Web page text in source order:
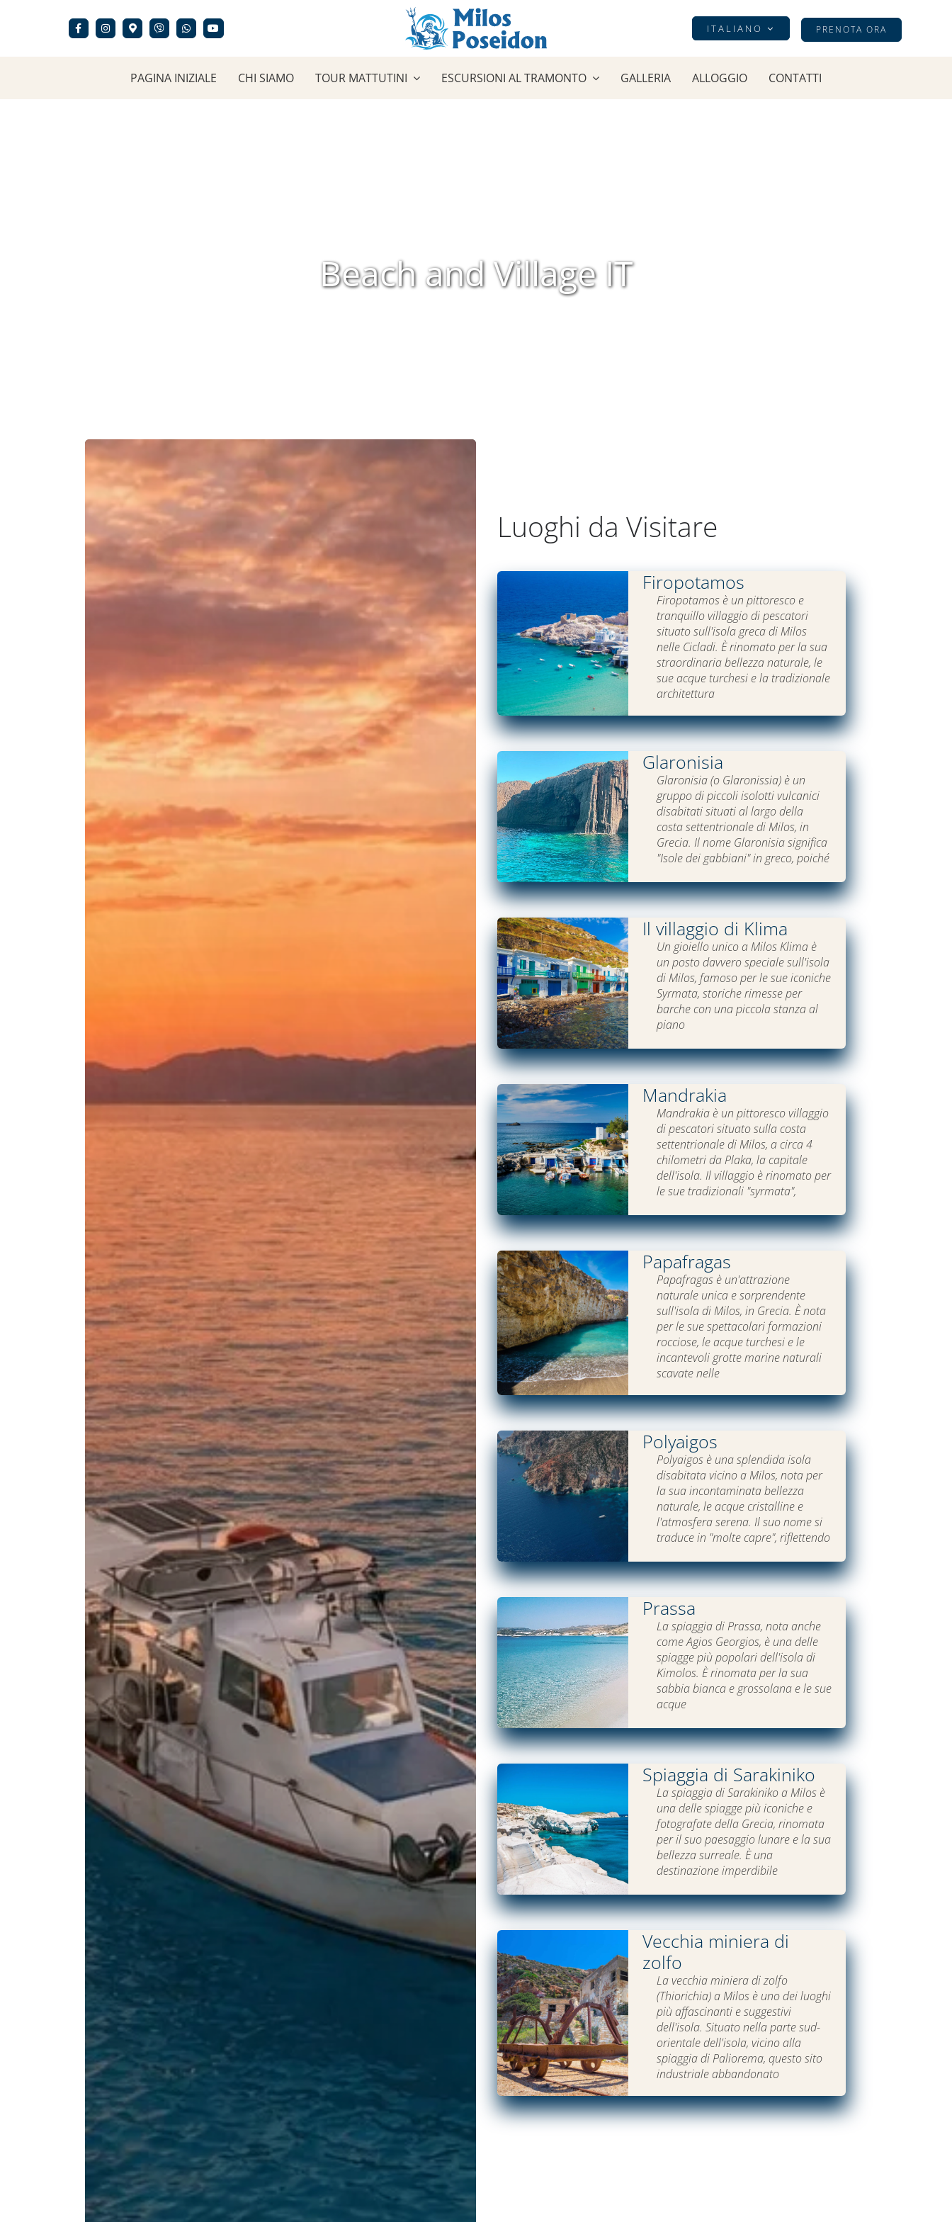
ITALIANO PRENOTA ORA
PAGINA INIZIALE CHI SIAMO TOUR MATTUTINI ESCURSIONI AL TRAMONTO GALLERIA ALLOGGIO CONTATTI
Beach and Village IT
Luoghi da Visitare
Firopotamos
Firopotamos è un pittoresco e
tranquillo villaggio di pescatori
situato sull'isola greca di Milos
nelle Cicladi. È rinomato per la sua
straordinaria bellezza naturale, le
sue acque turchesi e la tradizionale
architettura
Glaronisia
Glaronisia (o Glaronissia) è un
gruppo di piccoli isolotti vulcanici
disabitati situati al largo della
costa settentrionale di Milos, in
Grecia. Il nome Glaronisia significa
"Isole dei gabbiani" in greco, poiché
Il villaggio di Klima
Un gioiello unico a Milos Klima è
un posto davvero speciale sull'isola
di Milos, famoso per le sue iconiche
Syrmata, storiche rimesse per
barche con una piccola stanza al
piano
Mandrakia
Mandrakia è un pittoresco villaggio
di pescatori situato sulla costa
settentrionale di Milos, a circa 4
chilometri da Plaka, la capitale
dell'isola. Il villaggio è rinomato per
le sue tradizionali "syrmata",
Papafragas
Papafragas è un'attrazione
naturale unica e sorprendente
sull'isola di Milos, in Grecia. È nota
per le sue spettacolari formazioni
rocciose, le acque turchesi e le
incantevoli grotte marine naturali
scavate nelle
Polyaigos
Polyaigos è una splendida isola
disabitata vicino a Milos, nota per
la sua incontaminata bellezza
naturale, le acque cristalline e
l'atmosfera serena. Il suo nome si
traduce in "molte capre", riflettendo
Prassa
La spiaggia di Prassa, nota anche
come Agios Georgios, è una delle
spiagge più popolari dell'isola di
Kimolos. È rinomata per la sua
sabbia bianca e grossolana e le sue
acque
Spiaggia di Sarakiniko
La spiaggia di Sarakiniko a Milos è
una delle spiagge più iconiche e
fotografate della Grecia, rinomata
per il suo paesaggio lunare e la sua
bellezza surreale. È una
destinazione imperdibile
Vecchia miniera di
zolfo
La vecchia miniera di zolfo
(Thiorichia) a Milos è uno dei luoghi
più affascinanti e suggestivi
dell'isola. Situato nella parte sud-
orientale dell'isola, vicino alla
spiaggia di Paliorema, questo sito
industriale abbandonato